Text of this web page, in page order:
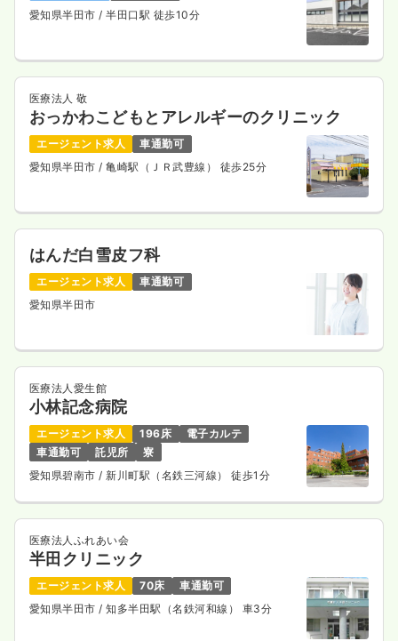
愛知県半田市/ 半田口駅 徒歩10分
医療法人 敬
おっかわこどもとアレルギーのクリニック
エージェント求人
車通勤可
愛知県半田市/ 亀崎駅（ＪＲ武豊線） 徒歩25分
はんだ白雪皮フ科
エージェント求人
車通勤可
愛知県半田市
医療法人愛生館
小林記念病院
エージェント求人 196床
電子カルテ
車通勤可
託児所
寮
愛知県碧南市 / 新川町駅（名鉄三河線） 徒歩1分
医療法人ふれあい会
半田クリニック
エージェント求人 70床
車通勤可
愛知県半田市/ 知多半田駅（名鉄河和線） 車3分